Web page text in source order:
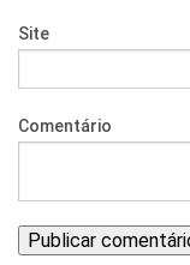
Site
Comentário